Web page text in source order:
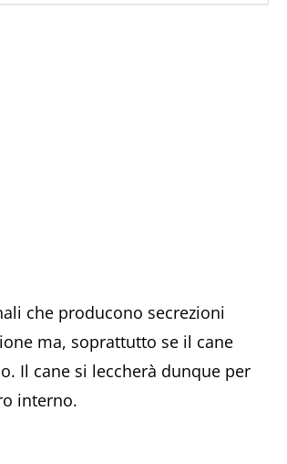
che producono secrezioni
ma, soprattutto se il cane
Il cane si leccherà dunque per
interno.